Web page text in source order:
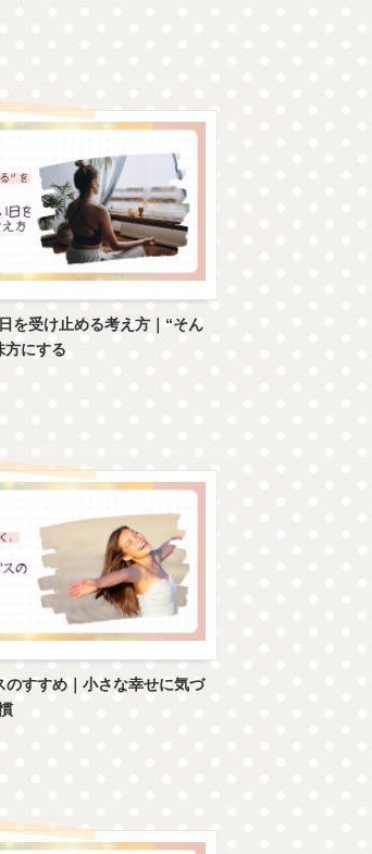
を受け止める考え方｜“そん
方にする
のすすめ｜小さな幸せに気づ